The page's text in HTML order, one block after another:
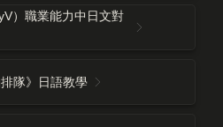
）職業能力中日文對
隊》日語教學